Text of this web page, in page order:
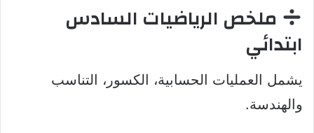
ملخص الرياضيات السادس
ابتدائي
يشمل العمليات الحسابية، الكسور، التناسب
والهندسة.